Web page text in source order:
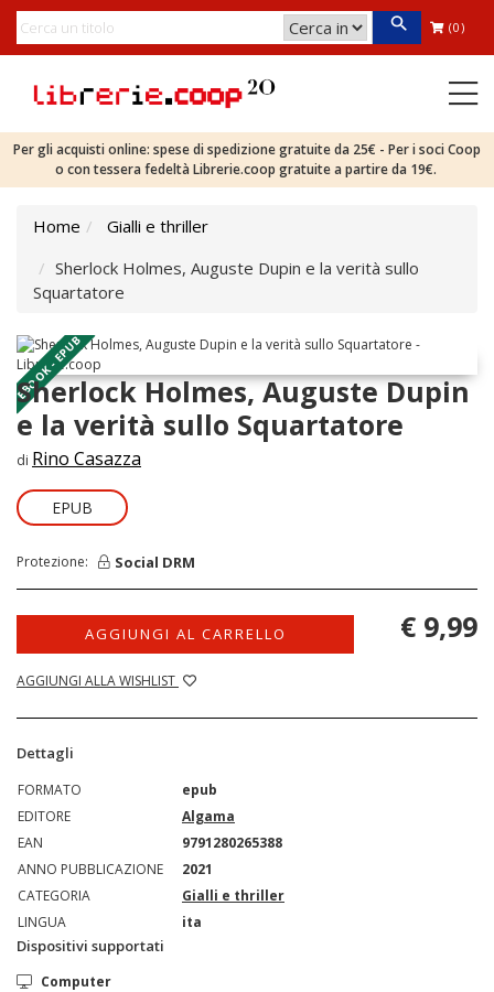
(0)
Per gli acquisti online: spese di spedizione gratuite da 25€ - Per i soci Coop
o con tessera fedeltà Librerie.coop gratuite a partire da 19€.
Home
Gialli e thriller
Sherlock Holmes, Auguste Dupin e la verità sullo
Squartatore
EBOOK - EPUB
Sherlock Holmes, Auguste Dupin
e la verità sullo Squartatore
di Rino Casazza
EPUB
Protezione: Social DRM
AGGIUNGI AL CARRELLO
AGGIUNGI ALLA WISHLIST
€ 9,99
Dettagli
FORMATO
epub
EDITORE
Algama
EAN
9791280265388
ANNO PUBBLICAZIONE
2021
CATEGORIA
Gialli e thriller
LINGUA
ita
Dispositivi supportati
Computer